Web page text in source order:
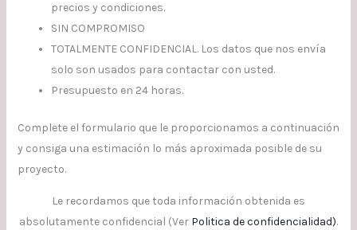
precios y condiciones.
SIN COMPROMISO
TOTALMENTE CONFIDENCIAL. Los datos que nos envía
solo son usados para contactar con usted.
Presupuesto en 24 horas.
Complete el formulario que le proporcionamos a continuación
y consiga una estimación lo más aproximada posible de su
proyecto.
Le recordamos que toda información obtenida es
absolutamente confidencial (Ver Politica de confidencialidad).